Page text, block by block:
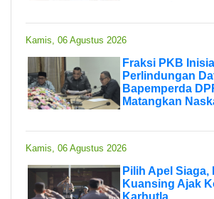
Kamis, 06 Agustus 2026
Fraksi PKB
Perlindungan
Bapemperda
Matangkan
Kamis, 06 Agustus 2026
Pilih Apel Siaga,
Kuansing Ajak
Karhutla